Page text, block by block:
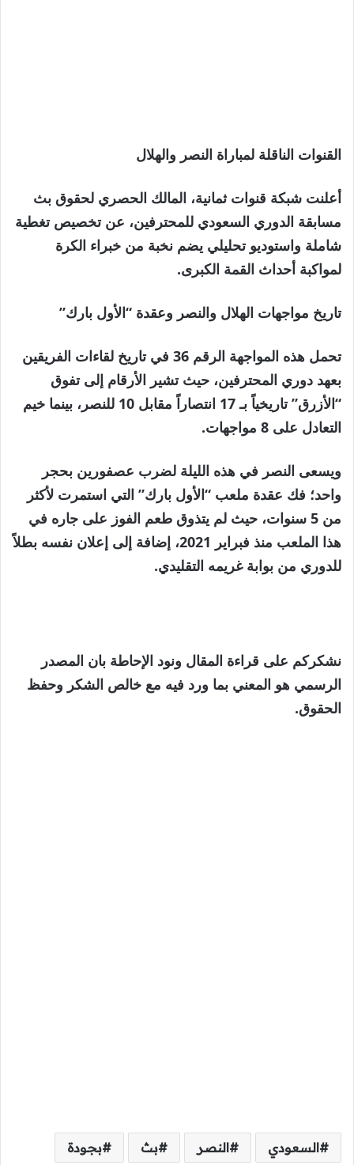
القنوات الناقلة لمباراة النصر والهلال
أعلنت شبكة قنوات ثمانية، المالك الحصري لحقوق بث
مسابقة الدوري السعودي للمحترفين، عن تخصيص تغطية
شاملة واستوديو تحليلي يضم نخبة من خبراء الكرة
لمواكبة أحداث القمة الكبرى.
تاريخ مواجهات الهلال والنصر وعقدة “الأول بارك”
تحمل هذه المواجهة الرقم 36 في تاريخ لقاءات الفريقين
بعهد دوري المحترفين، حيث تشير الأرقام إلى تفوق
“الأزرق” تاريخياً بـ 17 انتصاراً مقابل 10 للنصر، بينما خيم
التعادل على 8 مواجهات.
ويسعى النصر في هذه الليلة لضرب عصفورين بحجر
واحد؛ فك عقدة ملعب “الأول بارك” التي استمرت لأكثر
من 5 سنوات، حيث لم يتذوق طعم الفوز على جاره في
هذا الملعب منذ فبراير 2021، إضافة إلى إعلان نفسه بطلاً
للدوري من بوابة غريمه التقليدي.
نشكركم على قراءة المقال ونود الإحاطة بان المصدر
الرسمي هو المعني بما ورد فيه مع خالص الشكر وحفظ
الحقوق.
السعودي النصر بث بجودة